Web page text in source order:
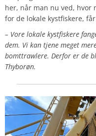
her, når man nu ved, hvor
for de lokale kystfiskere,
– Vore lokale kystfiskere
dem. Vi kan tjene meget
bomttrawlere. Derfor er de
Thyborøn.